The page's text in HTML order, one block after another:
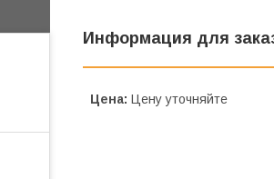
Информация для
Цена: Цену уточняйте